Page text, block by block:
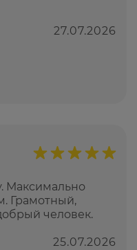
27.07.2026
Максимально
Грамотный,
человек.
25.07.2026